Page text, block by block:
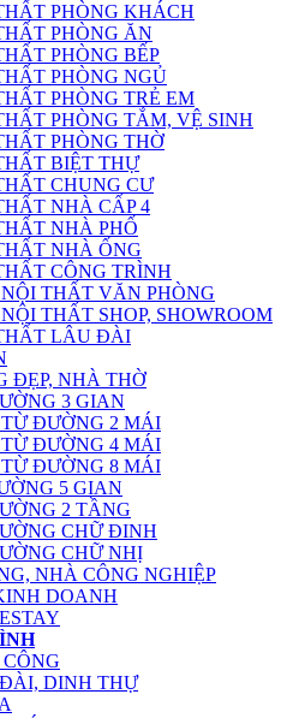
PHÒNG KHÁCH
PHÒNG ĂN
PHÒNG BẾP
PHÒNG NGỦ
PHÒNG TRẺ EM
PHÒNG TẮM, VỆ SINH
PHÒNG THỜ
BIỆT THỰ
CHUNG CƯ
NHÀ CẤP 4
NHÀ PHỐ
NHÀ ỐNG
CÔNG TRÌNH
THẤT VĂN PHÒNG
THẤT SHOP, SHOWROOM
LÂU ĐÀI
ĐẸP, NHÀ THỜ
3 GIAN
ĐƯỜNG 2 MÁI
ĐƯỜNG 4 MÁI
ĐƯỜNG 8 MÁI
5 GIAN
2 TẦNG
CHỮ ĐINH
CHỮ NHỊ
NHÀ CÔNG NGHIỆP
DOANH
DINH THỰ